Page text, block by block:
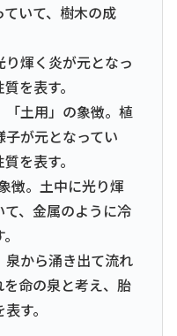
いて、樹木の成
煇く炎が元となっ
を表す。
土用」の象徴。植
が元となってい
を表す。
徴。土中に光り煇
、金属のように冷
から涌き出て流れ
命の泉と考え、胎
す。